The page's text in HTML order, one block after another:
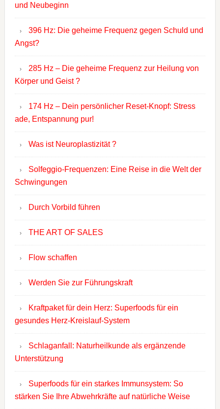
und Neubeginn
396 Hz: Die geheime Frequenz gegen Schuld und
Angst?
285 Hz – Die geheime Frequenz zur Heilung von
Körper und Geist ?
174 Hz – Dein persönlicher Reset-Knopf: Stress
ade, Entspannung pur!
Was ist Neuroplastizität ?
Solfeggio-Frequenzen: Eine Reise in die Welt der
Schwingungen
Durch Vorbild führen
THE ART OF SALES
Flow schaffen
Werden Sie zur Führungskraft
Kraftpaket für dein Herz: Superfoods für ein
gesundes Herz-Kreislauf-System
Schlaganfall: Naturheilkunde als ergänzende
Unterstützung
Superfoods für ein starkes Immunsystem: So
stärken Sie Ihre Abwehrkräfte auf natürliche Weise